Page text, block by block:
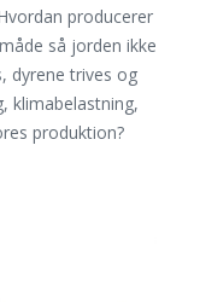
producerer
så jorden ikke
dyrene trives og
klimabelastning,
produktion?